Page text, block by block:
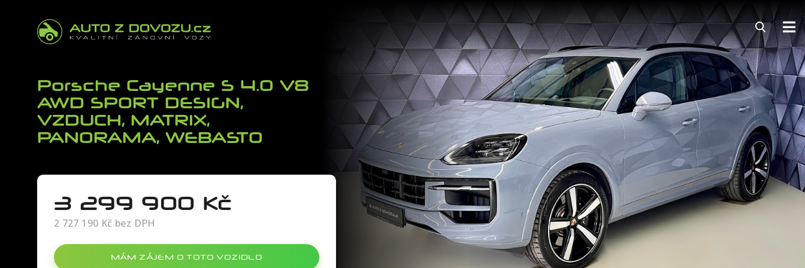
144
FINANCOVÁNÍ
POJIŠTĚNÍ
ZÁRUKA
KARIÉRA
AUTOSERVIS
Porsche Cayenne S 4.0 V8
AWD SPORT DESIGN,
VZDUCH, MATRIX,
PANORAMA, WEBASTO
3 299 900 Kč
2 727 190 Kč bez DPH
MÁM ZÁJEM O TOTO VOZIDLO